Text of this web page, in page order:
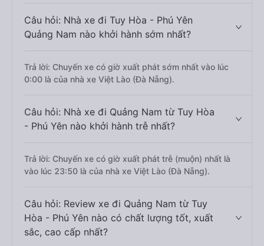
Câu hỏi: Nhà xe đi Tuy Hòa - Phú Yên
Quảng Nam nào khởi hành sớm nhất?
Trả lời: Chuyến xe có giờ xuất phát sớm nhất vào lúc
0:00 là của nhà xe Việt Lào (Đà Nẵng).
Câu hỏi: Nhà xe đi Quảng Nam từ Tuy Hòa
- Phú Yên nào khởi hành trễ nhất?
Trả lời: Chuyến xe có giờ xuất phát trễ (muộn) nhất là
vào lúc 23:50 là của nhà xe Việt Lào (Đà Nẵng).
Câu hỏi: Review xe đi Quảng Nam từ Tuy
Hòa - Phú Yên nào có chất lượng tốt, xuất
sắc, cao cấp nhất?